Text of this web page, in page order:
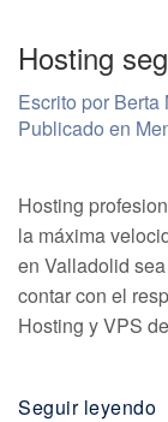
Hosting
Escrito por
Publicado en
Hosting
la máxima
en Valladolid
contar con el
Hosting y VPS
Seguir leyendo